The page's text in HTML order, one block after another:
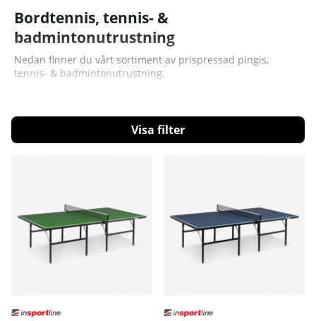
Bordtennis, tennis- &
badmintonutrustning
Nedan finner du vårt sortiment av prispressad pingis,
tennis- & badmintonutrustning.
Filtrera